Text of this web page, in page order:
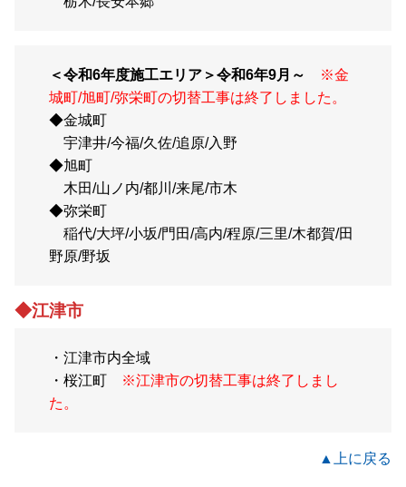
＜令和6年度施工エリア＞令和6年9月～
※金
城町/旭町/弥栄町の切替工事は終了しました。
◆金城町
宇津井/今福/久佐/追原/入野
◆旭町
木田/山ノ内/都川/来尾/市木
◆弥栄町
稲代/大坪/小坂/門田/高内/程原/三里/木都賀/田
野原/野坂
◆江津市
・江津市内全域
・桜江町
※江津市の切替工事は終了しまし
た。
▲上に戻る